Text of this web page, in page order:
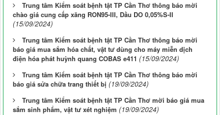
Trung tâm Kiểm soát bệnh tật TP Cần Thơ thông báo mời
chào giá cung cấp xăng RON95-III, Dầu DO 0,05%S-II
(15/09/2024)
Trung tâm Kiểm soát bệnh tật TP Cần Thơ thông báo mời
báo giá mua sắm hóa chất, vật tư dùng cho máy miễn dịch
điện hóa phát huỳnh quang COBAS e411 (15/09/2024)
Trung tâm Kiểm soát bệnh tật TP Cần Thơ thông báo mời
báo giá sửa chữa trang thiết bị (19/09/2024)
Trung tâm Kiểm soát bệnh tật TP Cần Thơ mời báo giá mua
sắm sinh phẩm, vật tư xét nghiệm (19/09/2024)